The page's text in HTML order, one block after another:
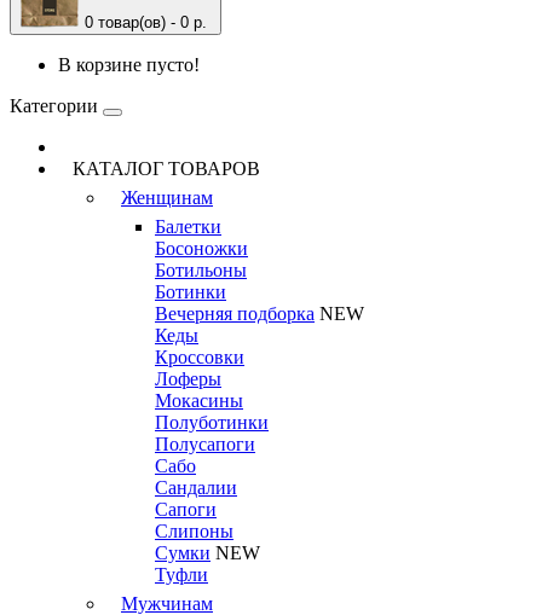
0 товар(ов) - 0 р.
В корзине пусто!
Категории
КАТАЛОГ ТОВАРОВ
Женщинам
Балетки
Босоножки
Ботильоны
Ботинки
Вечерняя подборка NEW
Кеды
Кроссовки
Лоферы
Мокасины
Полуботинки
Полусапоги
Сабо
Сандалии
Сапоги
Слипоны
Сумки NEW
Туфли
Мужчинам